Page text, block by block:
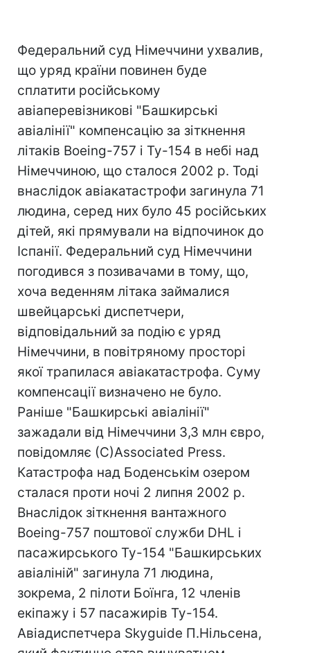
Федеральний суд Німеччини ухвалив,
що уряд країни повинен буде
сплатити російському
авіаперевізникові "Башкирські
авіалінії" компенсацію за зіткнення
літаків Boeing-757 і Ту-154 в небі над
Німеччиною, що сталося 2002 р. Тоді
внаслідок авіакатастрофи загинула 71
людина, серед них було 45 російських
дітей, які прямували на відпочинок до
Іспанії. Федеральний суд Німеччини
погодився з позивачами в тому, що,
хоча веденням літака займалися
швейцарські диспетчери,
відповідальний за подію є уряд
Німеччини, в повітряному просторі
якої трапилася авіакатастрофа. Суму
компенсації визначено не було.
Раніше "Башкирські авіалінії"
зажадали від Німеччини 3,3 млн євро,
повідомляє (С)Associated Press.
Катастрофа над Боденськім озером
сталася проти ночі 2 липня 2002 р.
Внаслідок зіткнення вантажного
Boeing-757 поштової служби DHL і
пасажирського Ту-154 "Башкирських
авіаліній" загинула 71 людина,
зокрема, 2 пілоти Боїнга, 12 членів
екіпажу і 57 пасажирів Ту-154.
Авіадиспетчера Skyguide П.Нільсена,